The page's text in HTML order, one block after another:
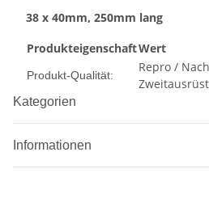
38 x 40mm, 250mm lang
ProdukteigenschaftWert
Produkt-Qualität:
Repro /
Kategorien
Informationen